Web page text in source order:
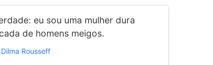
eu sou uma mulher dura
de homens meigos.
Dilma Rousseff